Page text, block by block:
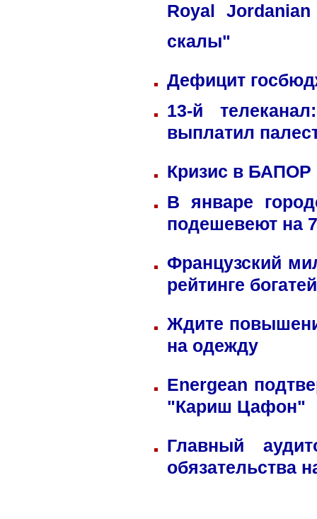
Royal
скалы"
Дефицит
13-й
выплатил
Кризис в БАПОР
В январе
подешевеют на
Французский
рейтинге
Ждите
на одежду
Energean
"Кариш Цафон"
Главный
обязательства